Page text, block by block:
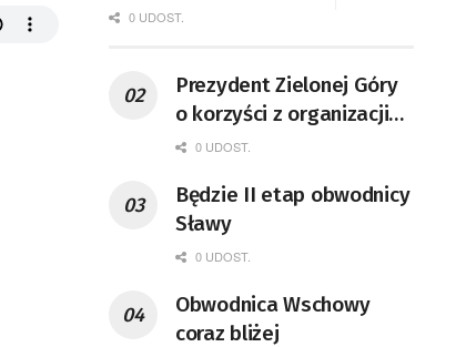
0 UDOST.
Prezydent Zielonej Góry
o korzyści z organizacji
mety Tour de Pologne
0 UDOST.
Będzie II etap obwodnicy
Sławy
0 UDOST.
Obwodnica Wschowy
coraz bliżej